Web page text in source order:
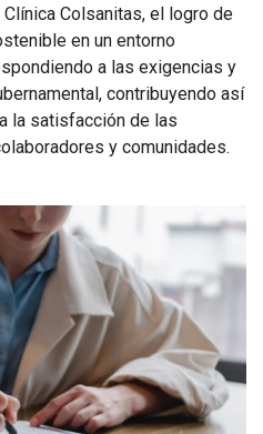
Colsanitas, el logro de
en un entorno
a las exigencias y
contribuyendo así
la satisfacción de las
y comunidades.